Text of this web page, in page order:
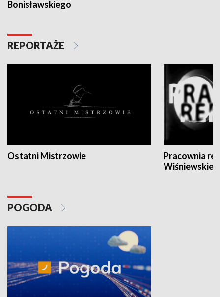
Bonisławskiego
REPORTAŻE
Ostatni Mistrzowie
Pracownia
POGODA